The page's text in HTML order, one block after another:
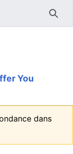
You
dans